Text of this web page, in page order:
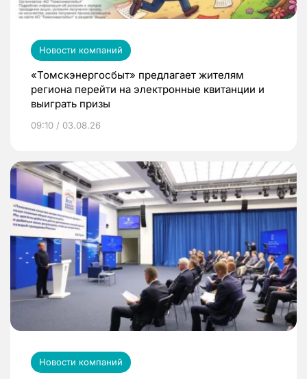
Новости компаний
«Томскэнергосбыт» предлагает жителям
региона перейти на электронные квитанции и
выиграть призы
09:10 / 03.08.26
Новости компаний